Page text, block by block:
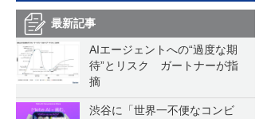
最新記事
AIエージェントへの“過度な期
待”とリスク ガートナーが指
摘
渋谷に「世界一不便なコンビ